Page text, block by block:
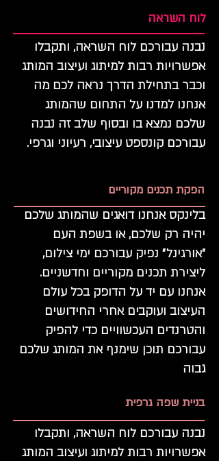
לוח השראה
נבנה עבורכם לוח השראה, ותקבלו
אפשרויות רבות למיתוג ועיצוב המותג
וכבר בתחילת הדרך נראה לכם מה
אנחנו למדנו על התחום שהמותג
שלכם נמצא בו ובסוף שלב זה נבנה
עבורכם קונספט עיצובי, רעיוני וגרפי.
הפקת תכנים מקוריים
בלינקס אנחנו דואגים שהמותג שלכם
יהיה רק שלכם, או בשפת העם
״אורגינל״ נפיק עבורכם ימי צילום,
ליצירת תכנים מקוריים וחדשניים.
אנחנו עם יד על הדופק בכל עולם
העיצוב ועוקבים אחרי החידושים
והטרנדים העכשוויים כדי להפיק
עבורכם תוכן שימנף את המותג שלכם
גבוה
בניית שפה גרפית
נבנה עבורכם לוח השראה, ותקבלו
אפשרויות רבות למיתוג ועיצוב המותג